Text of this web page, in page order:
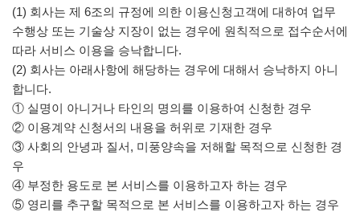
(1) 회사는 제 6조의 규정에 의한 이용신청고객에 대하여 업무
수행상 또는 기술상 지장이 없는 경우에 원칙적으로 접수순서에
따라 서비스 이용을 승낙합니다.
(2) 회사는 아래사항에 해당하는 경우에 대해서 승낙하지 아니
합니다.
① 실명이 아니거나 타인의 명의를 이용하여 신청한 경우
② 이용계약 신청서의 내용을 허위로 기재한 경우
③ 사회의 안녕과 질서, 미풍양속을 저해할 목적으로 신청한 경
우
④ 부정한 용도로 본 서비스를 이용하고자 하는 경우
⑤ 영리를 추구할 목적으로 본 서비스를 이용하고자 하는 경우